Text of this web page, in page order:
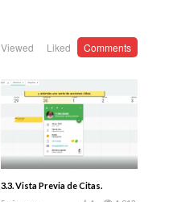
Viewed Liked Comments
3.3. Vista Previa de Citas.